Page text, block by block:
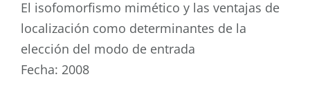
El isofomorfismo mimético y las ventajas de
localización como determinantes de la
elección del modo de entrada
Fecha: 2008